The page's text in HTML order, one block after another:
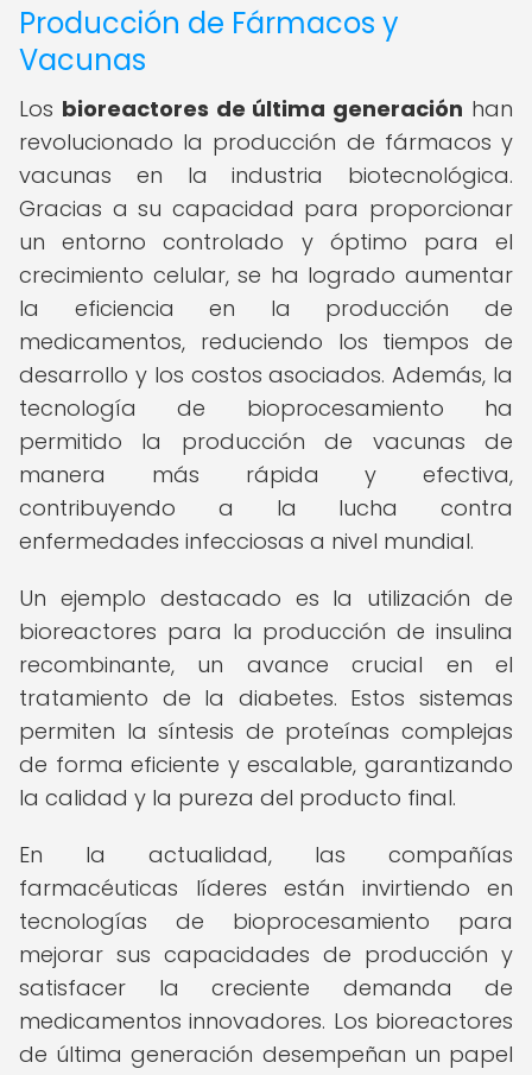
Producción de Fármacos y
Vacunas
Los bioreactores de última generación han
revolucionado la producción de fármacos y
vacunas en la industria biotecnológica.
Gracias a su capacidad para proporcionar
un entorno controlado y óptimo para el
crecimiento celular, se ha logrado aumentar
la eficiencia en la producción de
medicamentos, reduciendo los tiempos de
desarrollo y los costos asociados. Además, la
tecnología de bioprocesamiento ha
permitido la producción de vacunas de
manera más rápida y efectiva,
contribuyendo a la lucha contra
enfermedades infecciosas a nivel mundial.
Un ejemplo destacado es la utilización de
bioreactores para la producción de insulina
recombinante, un avance crucial en el
tratamiento de la diabetes. Estos sistemas
permiten la síntesis de proteínas complejas
de forma eficiente y escalable, garantizando
la calidad y la pureza del producto final.
En la actualidad, las compañías
farmacéuticas líderes están invirtiendo en
tecnologías de bioprocesamiento para
mejorar sus capacidades de producción y
satisfacer la creciente demanda de
medicamentos innovadores. Los bioreactores
de última generación desempeñan un papel